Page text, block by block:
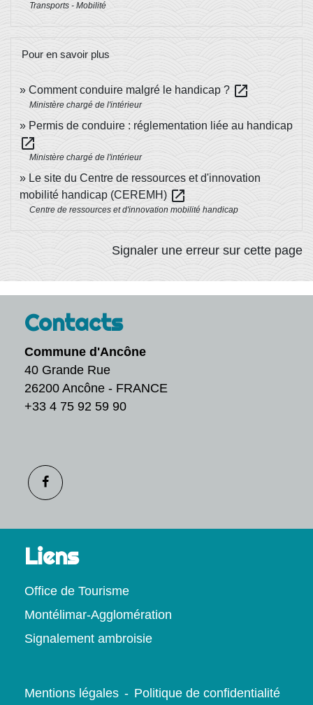
Transports - Mobilité
Pour en savoir plus
Comment conduire malgré le handicap ? open_in_new
Ministère chargé de l'intérieur
Permis de conduire : réglementation liée au handicap
open_in_new
Ministère chargé de l'intérieur
Le site du Centre de ressources et d'innovation
mobilité handicap (CEREMH) open_in_new
Centre de ressources et d'innovation mobilité handicap
Signaler une erreur sur cette page
Contacts
Commune d'Ancône
40 Grande Rue
26200 Ancône - FRANCE
+33 4 75 92 59 90
Liens
Office de Tourisme
Montélimar-Agglomération
Signalement ambroisie
Mentions légales - Politique de confidentialité